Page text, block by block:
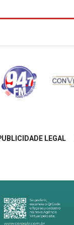
marcada para agosto
LEGAL